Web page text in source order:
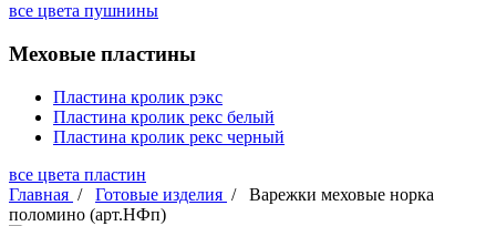
все цвета пушнины
Меховые пластины
Пластина кролик рэкс
Пластина кролик рекс белый
Пластина кролик рекс черный
все цвета пластин
Главная / Готовые изделия / Варежки меховые норка
поломино (арт.НФп)